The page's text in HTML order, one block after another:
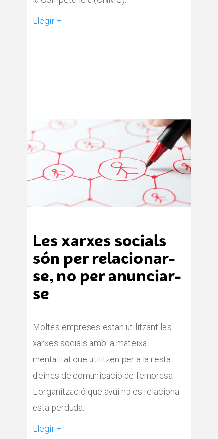
Llegir +
Les xarxes socials
són per relacionar-
se, no per anunciar-
se
Moltes empreses estan utilitzant les
xarxes socials amb la mateixa
mentalitat que utilitzen per a la resta
d'eines de comunicació de l'empresa.
L'organització que avui no es relaciona
està perduda.
Llegir +